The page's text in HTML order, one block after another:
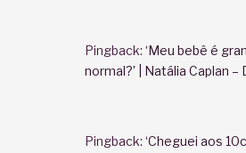
Pingback: ‘Meu bebê é
normal?’ | Natália Caplan –
Pingback: ‘Cheguei aos